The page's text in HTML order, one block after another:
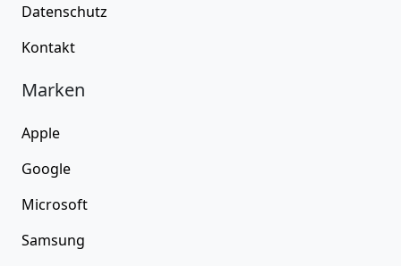
Datenschutz
Kontakt
Marken
Apple
Google
Microsoft
Samsung